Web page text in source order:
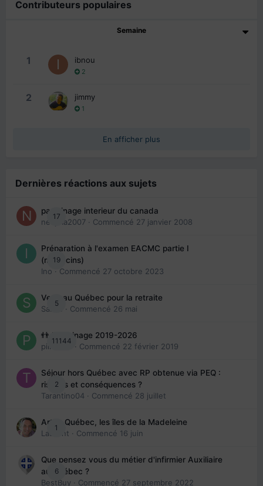
Contributeurs populaires
Semaine
1 ibnou
2
2 jimmy
1
En afficher plus
Dernières réactions aux sujets
17
parrainage interieur du canada
nedjma2007 · Commencé 27 janvier 2008
19
Préparation à l'examen EACMC partie I
(médecins)
Ino · Commencé 27 octobre 2023
5
Venir au Québec pour la retraite
Sab74
· Commencé 26 mai
11144
👬 Parrainage 2019-2026
piinoush · Commencé 22 février 2019
2
Séjour hors Québec avec RP obtenue via PEQ :
risques et conséquences ?
Tarantino04 · Commencé 28 juillet
1
Arte : Québec, les îles de la Madeleine
Laurent · Commencé 16 juin
6
Que pensez vous du métier d'infirmier Auxiliaire
au Québec ?
BestBuy · Commencé 27 septembre 2022